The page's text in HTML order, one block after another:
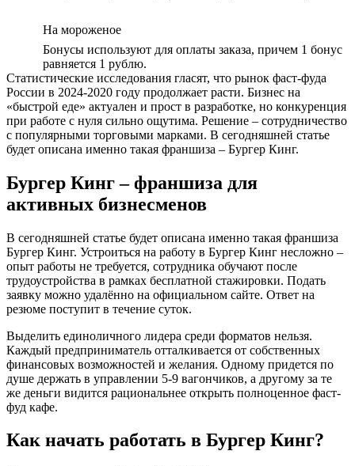
На мороженое
Бонусы используют для оплаты заказа, причем 1 бонус
равняется 1 рублю.
Статистические исследования гласят, что рынок фаст-фуда
России в 2024-2020 году продолжает расти. Бизнес на
«быстрой еде» актуален и прост в разработке, но конкуренция
при работе с нуля сильно ощутима. Решение – сотрудничество
с популярными торговыми марками. В сегодняшней статье
будет описана именно такая франшиза – Бургер Кинг.
Бургер Кинг – франшиза для
активных бизнесменов
В сегодняшней статье будет описана именно такая франшиза
Бургер Кинг. Устроиться на работу в Бургер Кинг несложно –
опыт работы не требуется, сотрудника обучают после
трудоустройства в рамках бесплатной стажировки. Подать
заявку можно удалённо на официальном сайте. Ответ на
резюме поступит в течение суток.
Выделить единоличного лидера среди форматов нельзя.
Каждый предприниматель отталкивается от собственных
финансовых возможностей и желания. Одному придется по
душе держать в управлении 5-9 вагончиков, а другому за те
же деньги видится рациональнее открыть полноценное фаст-
фуд кафе.
Как начать работать в Бургер Кинг?